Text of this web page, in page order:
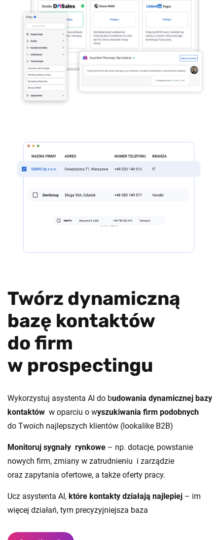
Twórz dynamiczną
bazę kontaktów
do firm
w prospectingu
Wykorzystuj asystenta AI do budowania dynamicznej bazy
kontaktów w oparciu o wyszukiwania firm podobnych
do Twoich najlepszych klientów (lookalike B2B)
Monitoruj sygnały rynkowe – np. dotacje, powstanie
nowych firm, zmiany w zatrudnieniu i zarządzie
oraz zapytania ofertowe, a także oferty pracy.
Ucz asystenta AI, które kontakty działają najlepiej – im
więcej działań, tym precyzyjniejsza baza